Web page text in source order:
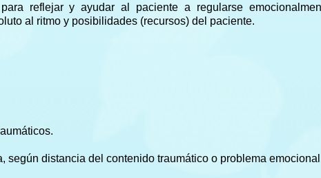
reflejar y ayudar al paciente a regularse
al ritmo y posibilidades (recursos) del paciente.
distancia del contenido traumático o problema